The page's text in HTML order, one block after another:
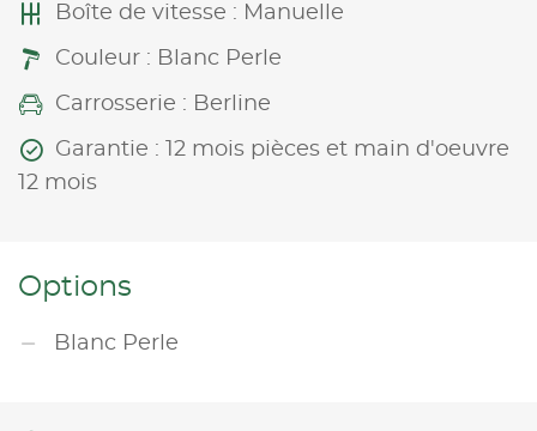
Boîte de vitesse : Manuelle
Couleur : Blanc Perle
Carrosserie : Berline
Garantie : 12 mois pièces et main d'oeuvre
12 mois
Options
Blanc Perle